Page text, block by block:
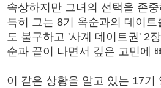
속상하지만 그녀의 선택을 존
특히 그는 8기 옥순과의 데이트
도 불구하고 '사계 데이트권' 2
순과 끝이 나면서 깊은 고민에
이 같은 상황을 알고 있는 17기